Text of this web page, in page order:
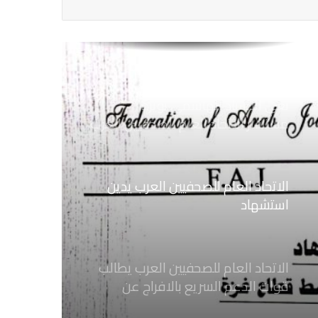
ضد الإجراءات التعسفية من السلطات
اليمنية
مستشار الاتحاد العام للصحفيين العرب
الاتحاد العام للصحفيين العرب يدين
استشهاد
ثلاثة صحفيين فلسطينيين باستهداف
إسرائيلي وسط قطاع غزة
الاتحاد العام للصحفيين العرب يطالب
قوات الدعم السريع بالافراج عن
الصحفيين السودانيين المعتقلين لديها
فوراً